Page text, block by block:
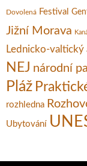
Dovolená Festival
Jižní Morava
Lednicko-valtický
NEJ národní
Pláž
rozhledna
Ubytování